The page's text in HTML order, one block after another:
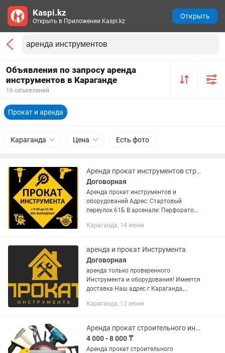
Объявления по запросу аренда
инструментов в Караганде
16 объявлений
Прокат и аренда
Караганда Цена Есть фото
Аренда прокат инструментов строительные электроинструменты
Договорная
Аренда прокат инструментов и
оборудований Адрес: Стартовый
переулок 61Б В арсенале: Перфоратор -
Отбойный молоток - от 5.000 тг Лобзик
Караганда, 14 июня
аренда и прокат Инструмента
Договорная
аренда только проверенного
Инструмента и оборудования! Имеется
доставка Наш адрес г Караганда,
предоставляет следующие услуги:
Караганда, 12 июня
Аренда прокат строительного инструмента
4 000 - 8 000 ₸
Аренда прокат строительного
Kaspi.kz
Открыть в Приложении Kaspi.kz
Открыть